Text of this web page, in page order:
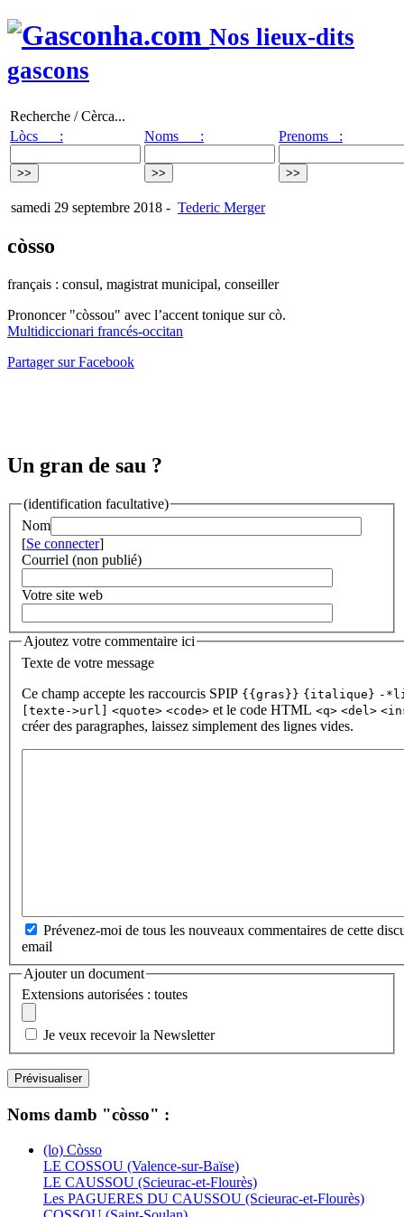
Nos lieux-dits
gascons
Recherche / Cèrca...
Lòcs :
Noms : Prenoms :
samedi 29 septembre 2018 - Tederic Merger
còsso
français : consul, magistrat municipal, conseiller
Prononcer "còssou" avec l’accent tonique sur cò.
Multidiccionari francés-occitan
Partager sur Facebook
Un gran de sau ?
(identification facultative)
Nom
[Se connecter]
Courriel (non publié)
Votre site web
Ajoutez votre commentaire ici
Texte de votre message
Ce champ accepte les raccourcis SPIP {{gras}} {italique} -
[texte->url] <quote> <code> et le code HTML <q> <del>
créer des paragraphes, laissez simplement des lignes vides.
Prévenez-moi de tous les nouveaux commentaires de cette
email
Ajouter un document
Extensions autorisées : toutes
Je veux recevoir la Newsletter
Noms damb "còsso" :
(lo) Còsso
LE COSSOU (Valence-sur-Baïse)
LE CAUSSOU (Scieurac-et-Flourès)
Les PAGUERES DU CAUSSOU (Scieurac-et-Flourès)